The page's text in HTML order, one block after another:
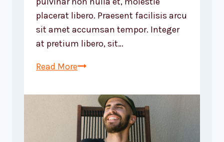
placerat libero. Praesent facilisis arcu
sit amet accumsan tempor. Integer
at pretium libero, sit…
Read MoreWe
our
world,
while
our